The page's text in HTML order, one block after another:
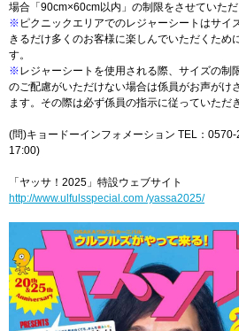
場合「90cm×60cm以内」の制限をさせていただ
※ ピクニックエリアでのレジャーシートはサイ
きるだけ多くのお客様に楽しんでいただくため
す。
※レジャーシートを使用される際、サイズの制
のご配慮がいただけない場合は係員がお声がけ
ます。その際は必ず係員の指示に従っていただ
(問)キョードーインフォメーション TEL：
17:00)
「ヤッサ！2025」特設ウェブサイト
http://www.ulfulsspecial.com /yassa2025/